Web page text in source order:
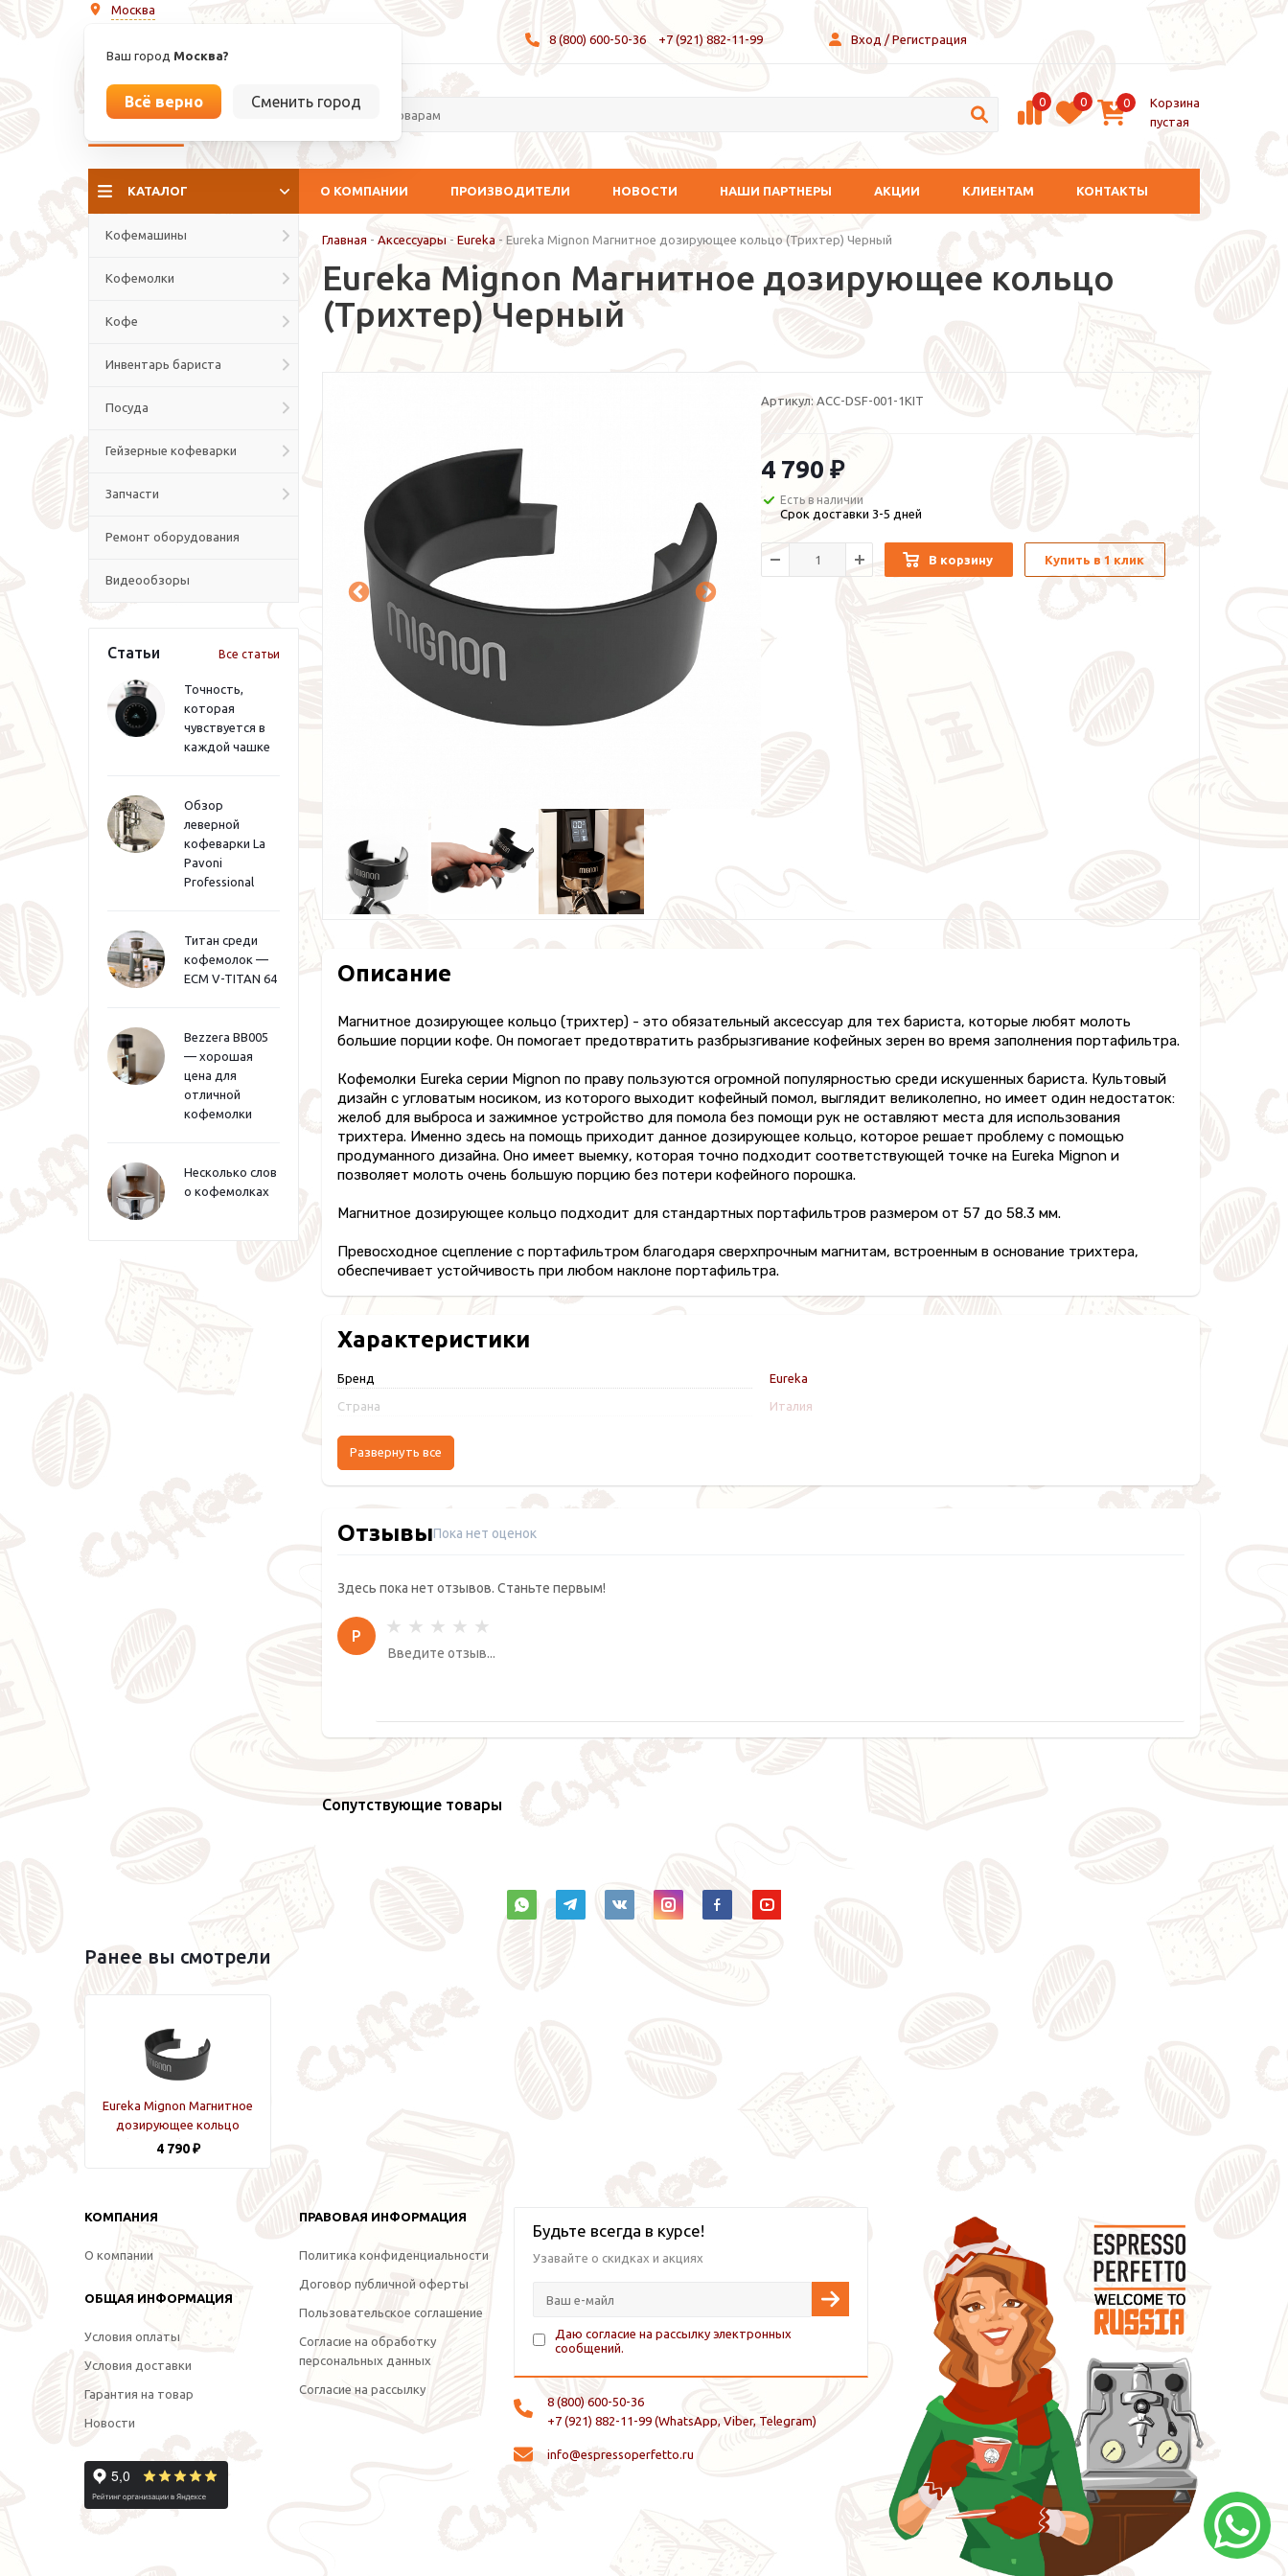
Москва
Ваш город Москва?
Всё верно Сменить город
8 (800) 600-50-36 +7 (921) 882-11-99 Вход / Регистрация
La culture del caffé 0 0 0
Корзина
пустая
КАТАЛОГ О КОМПАНИИ ПРОИЗВОДИТЕЛИ НОВОСТИ НАШИ ПАРТНЕРЫ АКЦИИ КЛИЕНТАМ КОНТАКТЫ
Кофемашины
Кофемолки
Кофе
Инвентарь бариста
Посуда
Гейзерные кофеварки
Запчасти
Ремонт оборудования
Видеообзоры
Статьи Все статьи
Точность,
которая
чувствуется в
каждой чашке
Обзор
леверной
кофеварки La
Pavoni
Professional
Титан среди
кофемолок —
ECM V-TITAN 64
Bezzera BB005
— хорошая
цена для
отличной
кофемолки
Несколько слов
о кофемолках
Главная - Аксессуары - Eureka - Eureka Mignon Магнитное дозирующее кольцо (Трихтер) Черный
Eureka Mignon Магнитное дозирующее кольцо
(Трихтер) Черный
Артикул: ACC-DSF-001-1KIT
4 790 ₽
Есть в наличии
Срок доставки 3-5 дней
В корзину Купить в 1 клик
Описание
Магнитное дозирующее кольцо (трихтер) - это обязательный аксессуар для тех бариста, которые любят молоть
большие порции кофе. Он помогает предотвратить разбрызгивание кофейных зерен во время заполнения портафильтра.
Кофемолки Eureka серии Mignon по праву пользуются огромной популярностью среди искушенных бариста. Культовый
дизайн с угловатым носиком, из которого выходит кофейный помол, выглядит великолепно, но имеет один недостаток:
желоб для выброса и зажимное устройство для помола без помощи рук не оставляют места для использования
трихтера. Именно здесь на помощь приходит данное дозирующее кольцо, которое решает проблему с помощью
продуманного дизайна. Оно имеет выемку, которая точно подходит соответствующей точке на Eureka Mignon и
позволяет молоть очень большую порцию без потери кофейного порошка.
Магнитное дозирующее кольцо подходит для стандартных портафильтров размером от 57 до 58.3 мм.
Превосходное сцепление с портафильтром благодаря сверхпрочным магнитам, встроенным в основание трихтера,
обеспечивает устойчивость при любом наклоне портафильтра.
Характеристики
Бренд Eureka
Страна Италия
Развернуть все
ОтзывыПока нет оценок
Здесь пока нет отзывов. Станьте первым!
Р
Сопутствующие товары
Ранее вы смотрели
Eureka Mignon Магнитное
дозирующее кольцо
(Трихтер) Черный
4 790 ₽
КОМПАНИЯ
О компании
ОБЩАЯ ИНФОРМАЦИЯ
Условия оплаты
Условия доставки
Гарантия на товар
Новости
ПРАВОВАЯ ИНФОРМАЦИЯ
Политика конфиденциальности
Договор публичной оферты
Пользовательское соглашение
Согласие на обработку
персональных данных
Согласие на рассылку
Будьте всегда в курсе!
Узавайте о скидках и акциях
Даю согласие на рассылку электронных
сообщений.
8 (800) 600-50-36
+7 (921) 882-11-99 (WhatsApp, Viber, Telegram)
info@espressoperfetto.ru